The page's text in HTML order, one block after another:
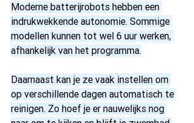
Moderne batterijrobots hebben een
indrukwekkende autonomie. Sommige
modellen kunnen tot wel 6 uur werken,
afhankelijk van het programma.
Daarnaast kan je ze vaak instellen om
op verschillende dagen automatisch te
reinigen. Zo hoef je er nauwelijks nog